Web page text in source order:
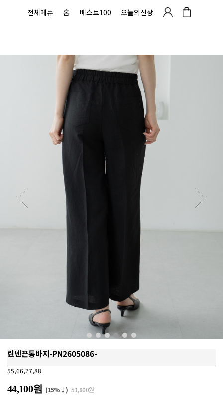
전체메뉴 홈 베스트100 오늘의신상
린넨끈통바지-PN2605086-
55,66,77,88
44,100원 (15%↓) 51,800원